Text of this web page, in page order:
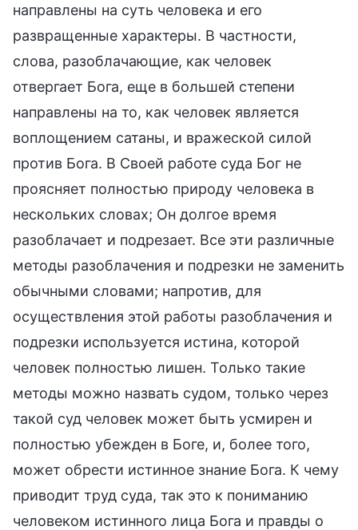
направлены на суть человека и его
развращенные характеры. В частности,
слова, разоблачающие, как человек
отвергает Бога, еще в большей степени
направлены на то, как человек является
воплощением сатаны, и вражеской силой
против Бога. В Своей работе суда Бог не
проясняет полностью природу человека в
нескольких словах; Он долгое время
разоблачает и подрезает. Все эти различные
методы разоблачения и подрезки не заменить
обычными словами; напротив, для
осуществления этой работы разоблачения и
подрезки используется истина, которой
человек полностью лишен. Только такие
методы можно назвать судом, только через
такой суд человек может быть усмирен и
полностью убежден в Боге, и, более того,
может обрести истинное знание Бога. К чему
приводит труд суда, так это к пониманию
человеком истинного лица Бога и правды о